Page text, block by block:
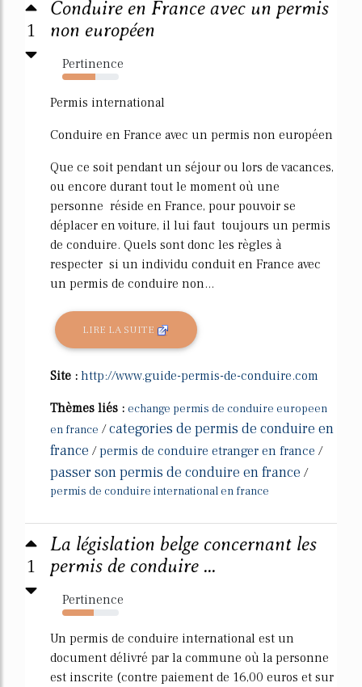
1
Conduire en France avec un permis
non européen
Pertinence
59%
Permis international
Conduire en France avec un permis non européen
Que ce soit pendant un séjour ou lors de vacances,
ou encore durant tout le moment où une
personne réside en France, pour pouvoir se
déplacer en voiture, il lui faut toujours un permis
de conduire. Quels sont donc les règles à
respecter si un individu conduit en France avec
un permis de conduire non...
LIRE LA SUITE
Site : http://www.guide-permis-de-conduire.com
Thèmes liés : echange permis de conduire europeen
en france /categories de permis de conduire en
france /permis de conduire etranger en france /
passer son permis de conduire en france /
permis de conduire international en france
1
La législation belge concernant les
permis de conduire ...
Pertinence
55%
Un permis de conduire international est un
document délivré par la commune où la personne
est inscrite (contre paiement de 16,00 euros et sur